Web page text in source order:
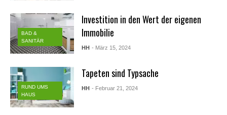
BAD &
SANITÄR
Investition in den Wert der eigenen
Immobilie
HH - März 15, 2024
RUND UMS
HAUS
Tapeten sind Typsache
HH - Februar 21, 2024